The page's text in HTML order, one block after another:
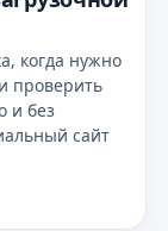
когда нужно
проверить
и без
сайт